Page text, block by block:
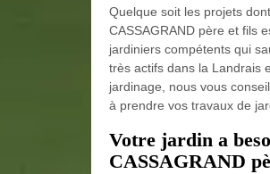
Quelque soit les projets
CASSAGRAND père et fils
jardiniers compétents qui
très actifs dans la Landrais
jardinage, nous vous
à prendre vos travaux de
Votre jardin a
CASSAGRAND